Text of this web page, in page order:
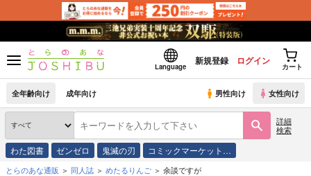
Language
新規登録 ログイン
カート
全年齢向け 成年向け 男性向け 女性向け
詳細
検索
わた図書 ゼンゼロ 鬼滅の刃 コミックマーケット…
とらのあな通販 同人誌 めたるりんご 余談ですが